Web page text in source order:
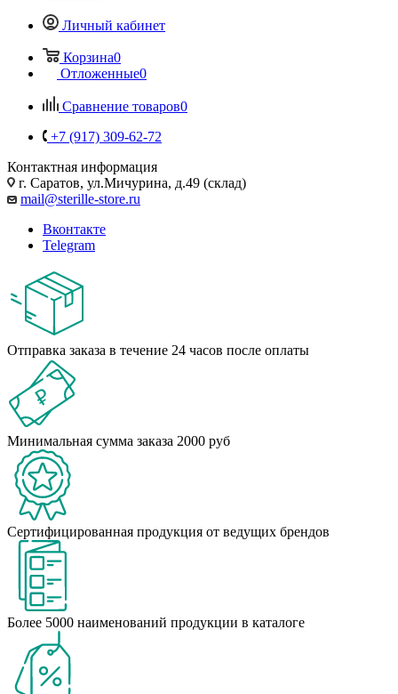
Личный кабинет
Корзина0
Отложенные0
Сравнение товаров0
+7 (917) 309-62-72
Контактная информация
г. Саратов, ул.Мичурина, д.49 (склад)
mail@sterille-store.ru
Вконтакте
Telegram
Отправка заказа в течение 24 часов после оплаты
Минимальная сумма заказа 2000 руб
Сертифицированная продукция от ведущих брендов
Более 5000 наименований продукции в каталоге